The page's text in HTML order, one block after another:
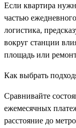
Если квартира
частью
логистика,
вокруг станции
площадь или
Как выбрать
Сравнивайте
ежемесячных
расстояние до